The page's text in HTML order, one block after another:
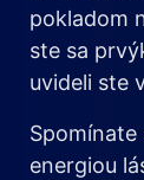
pokladom
ste sa
uvideli ste
Spomínate
energiou